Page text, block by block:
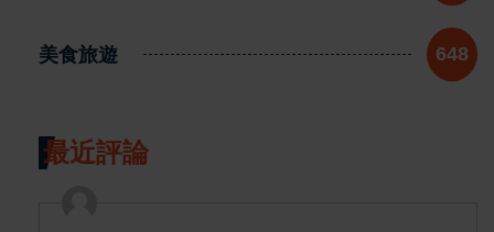
美食旅遊 648
最近評論